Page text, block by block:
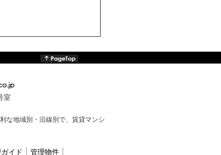
室
な地域別・沿線別で、賃貸マンシ
イド 管理物件